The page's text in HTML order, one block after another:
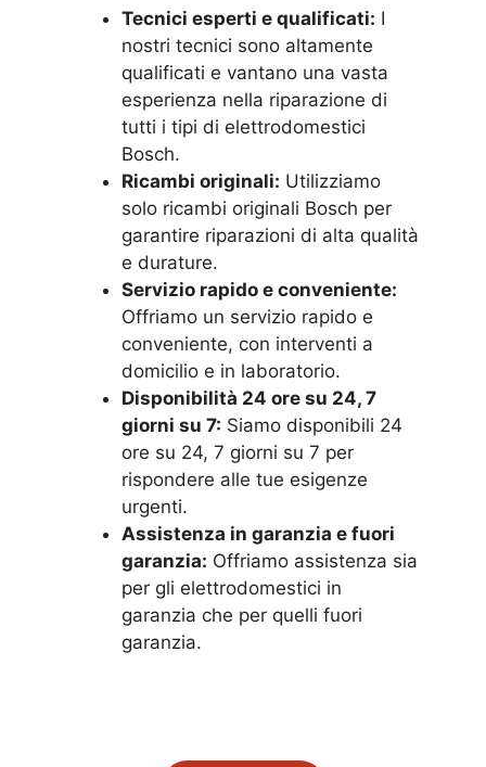
Tecnici esperti e qualificati: I
nostri tecnici sono altamente
qualificati e vantano una vasta
esperienza nella riparazione di
tutti i tipi di elettrodomestici
Bosch.
Ricambi originali: Utilizziamo
solo ricambi originali Bosch per
garantire riparazioni di alta qualità
e durature.
Servizio rapido e conveniente:
Offriamo un servizio rapido e
conveniente, con interventi a
domicilio e in laboratorio.
Disponibilità 24 ore su 24, 7
giorni su 7: Siamo disponibili 24
ore su 24, 7 giorni su 7 per
rispondere alle tue esigenze
urgenti.
Assistenza in garanzia e fuori
garanzia: Offriamo assistenza sia
per gli elettrodomestici in
garanzia che per quelli fuori
garanzia.